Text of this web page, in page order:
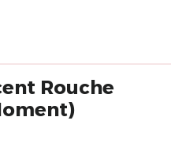
Rouche